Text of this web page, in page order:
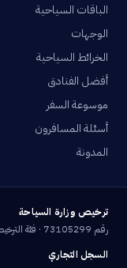
الباقات السياحية
الوجهات
الخرائط السياحية
أفضل الفنادق
موسوعة السفر
أسئلة المسافرون
المدونة
ترخيص وزارة السياحة
رقم 73105299 · فئة الترخيص: حجز وحدات الضيافة وتنظيم الرحلات السياحية
السجل التجاري